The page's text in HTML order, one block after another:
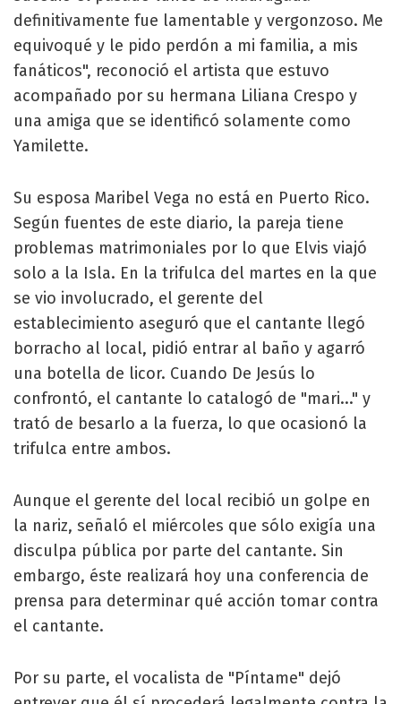
definitivamente fue lamentable y vergonzoso. Me
equivoqué y le pido perdón a mi familia, a mis
fanáticos", reconoció el artista que estuvo
acompañado por su hermana Liliana Crespo y
una amiga que se identificó solamente como
Yamilette.
Su esposa Maribel Vega no está en Puerto Rico.
Según fuentes de este diario, la pareja tiene
problemas matrimoniales por lo que Elvis viajó
solo a la Isla. En la trifulca del martes en la que
se vio involucrado, el gerente del
establecimiento aseguró que el cantante llegó
borracho al local, pidió entrar al baño y agarró
una botella de licor. Cuando De Jesús lo
confrontó, el cantante lo catalogó de "mari..." y
trató de besarlo a la fuerza, lo que ocasionó la
trifulca entre ambos.
Aunque el gerente del local recibió un golpe en
la nariz, señaló el miércoles que sólo exigía una
disculpa pública por parte del cantante. Sin
embargo, éste realizará hoy una conferencia de
prensa para determinar qué acción tomar contra
el cantante.
Por su parte, el vocalista de "Píntame" dejó